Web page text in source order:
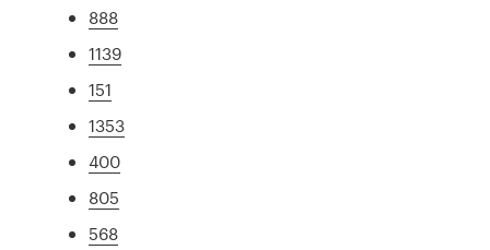
888
1139
151
1353
400
805
568